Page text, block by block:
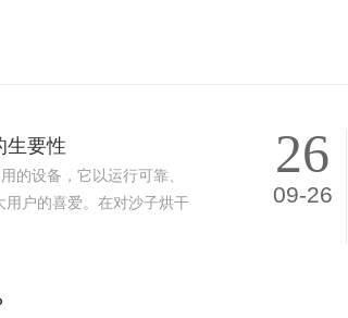
生要性
设备，它以运行可靠、
用户的喜爱。在对沙子烘干
26
09-26